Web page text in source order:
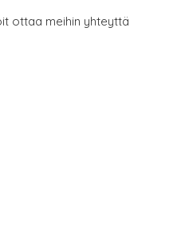
ottaa meihin yhteyttä